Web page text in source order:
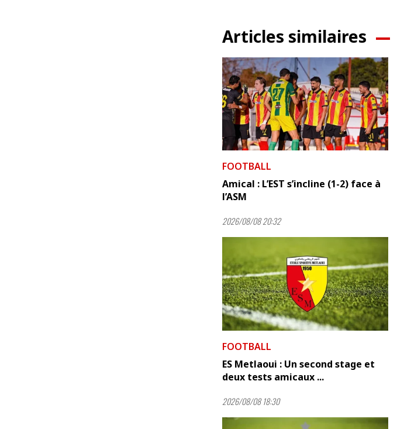
Articles similaires
FOOTBALL
Amical : L’EST s’incline (1-2) face à
l’ASM
2026/08/08 20:32
FOOTBALL
ES Metlaoui : Un second stage et
deux tests amicaux ...
2026/08/08 18:30